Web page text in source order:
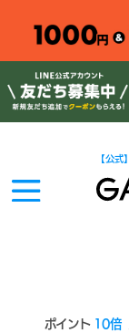
ポイント 10倍
【公式】